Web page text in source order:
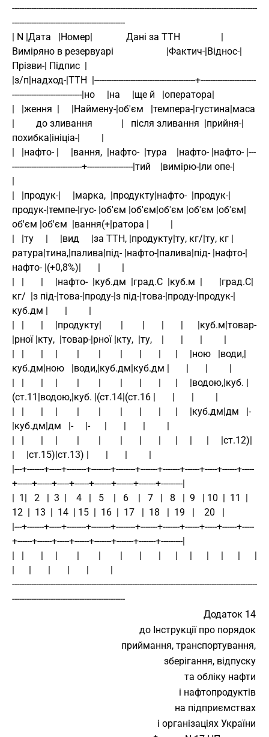
------------------------------------------------------------------------------------------------------
-----------------------------------------------
| N |Дата   |Номер|              Дані за ТТН                 |
Виміряно в резервуарі                      |Фактич-|Віднос-|
Прізви-| Підпис  |
|з/п|надход-|ТТН  |------------------------------------------+-----------------------
-----------------------------|но     |на     |ще й   |оператора|
|   |ження  |     |Наймену-|об'єм   |темпера-|густина|маса
|         до зливання            |   після зливання  |прийня-|
похибка|ініціа-|         |
|   |нафто- |     |вання,  |нафто-  |тура    |нафто- |нафто- |---
-----------------------------+-------------------|тий    |вимірю-|ли опе-|
|
|   |продук-|     |марка,  |продукту|нафто-  |продук-|
продук-|темпе-|гус- |об'єм |об'єм|об'єм |об'єм |об'єм|
об'єм |об'єм  |вання(+|ратора |         |
|   |ту     |     |вид     |за ТТН, |продукту|ту, кг/|ту, кг |
ратура|тина,|палива|під- |нафто-|палива|під- |нафто-|
нафто- |(+0,8%)|       |         |
|   |       |     |нафто-  |куб.дм  |град.С  |куб.м  |       |град.С|
кг/  |з під-|това-|проду-|з під-|това-|проду-|продук-|
куб.дм |       |         |
|   |       |     |продукту|        |        |       |       |      |куб.м|товар-
|рної |кту,  |товар-|рної |кту,  |ту,    |       |       |         |
|   |       |     |        |        |        |       |       |      |     |ною   |води,|
куб.дм|ною   |води,|куб.дм|куб.дм |       |       |         |
|   |       |     |        |        |        |       |       |      |     |водою,|куб. |
(ст.11|водою,|куб. |(ст.14|(ст.16 |       |       |         |
|   |       |     |        |        |        |       |       |      |     |куб.дм|дм   |-
|куб.дм|дм   |-     |-      |       |       |         |
|   |       |     |        |        |        |       |       |      |     |      |     |ст.12)|
|     |ст.15)|ст.13) |       |       |         |
|---+-------+-----+--------+--------+--------+-------+-------+------+-----+------+-----
+------+------+-----+------+-------+-------+-------+---------|
|  1|   2   |  3  |    4   |   5    |   6    |   7   |   8   |  9   | 10  |  11  |
12  |  13  |  14  | 15  |  16  |  17   |  18   |  19   |    20   |
|---+-------+-----+--------+--------+--------+-------+-------+------+-----+------+-----
+------+------+-----+------+-------+-------+-------+---------|
|   |       |     |        |        |        |       |       |      |     |      |     |      |      |
|      |       |       |       |         |
------------------------------------------------------------------------------------------------------
-----------------------------------------------
Додаток 14
до Інструкції про порядок
приймання, транспортування,
зберігання, відпуску
та обліку нафти
і нафтопродуктів
на підприємствах
і організаціях України